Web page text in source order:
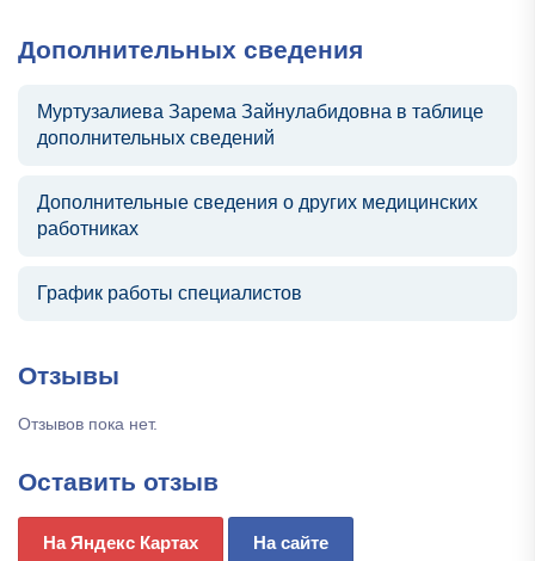
Дополнительных сведения
Муртузалиева Зарема Зайнулабидовна в таблице
дополнительных сведений
Дополнительные сведения о других медицинских
работниках
График работы специалистов
Отзывы
Отзывов пока нет.
Оставить отзыв
На Яндекс Картах На сайте